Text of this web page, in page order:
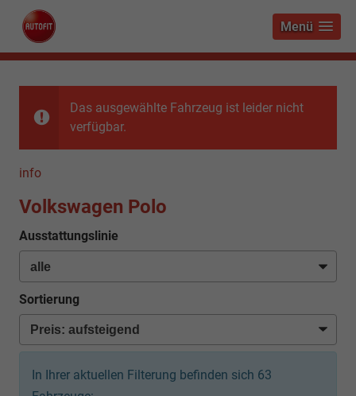
Menü
Das ausgewählte Fahrzeug ist leider nicht
verfügbar.
info
Volkswagen Polo
Ausstattungslinie
Sortierung
In Ihrer aktuellen Filterung befinden sich 63